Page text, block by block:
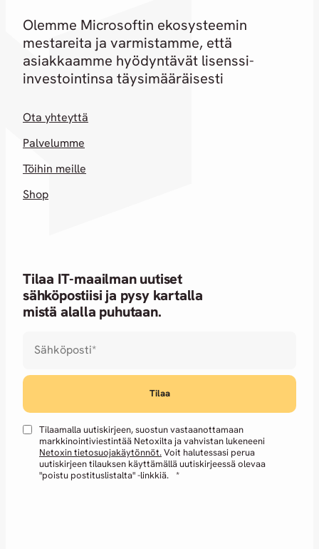
Olemme Microsoftin ekosysteemin
mestareita ja varmistamme, että
asiakkaamme hyödyntävät lisenssi-
investointinsa täysimääräisesti
Ota yhteyttä
Palvelumme
Töihin meille
Shop
Tilaa IT-maailman uutiset
sähköpostiisi ja pysy kartalla
mistä alalla puhutaan.
Sähköposti*
Tilaamalla uutiskirjeen, suostun vastaanottamaan
markkinointiviestintää Netoxilta ja vahvistan lukeneeni
Netoxin tietosuojakäytönnöt.Voit halutessasi perua
uutiskirjeen tilauksen käyttämällä uutiskirjeessä olevaa
"poistu postituslistalta" -linkkiä. *